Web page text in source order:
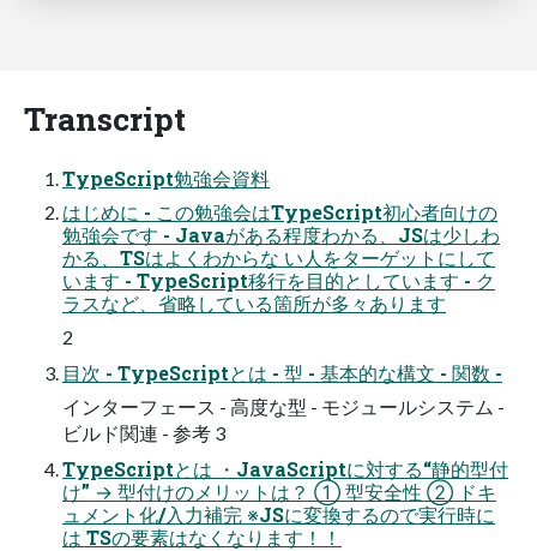
Transcript
TypeScript勉強会資料
はじめに - この勉強会はTypeScript初心者向けの
勉強会です - Javaがある程度わかる、JSは少しわ
かる、TSはよくわからな い人をターゲットにして
います - TypeScript移行を目的としています - ク
ラスなど、省略している箇所が多々あります
2
目次 - TypeScriptとは - 型 - 基本的な構文 - 関数 -
インターフェース - 高度な型 - モジュールシステム -
ビルド関連 - 参考 3
TypeScriptとは ・JavaScriptに対する“静的型付
け” → 型付けのメリットは？ ① 型安全性 ② ドキ
ュメント化/入力補完 ※JSに変換するので実行時に
は TSの要素はなくなります！！